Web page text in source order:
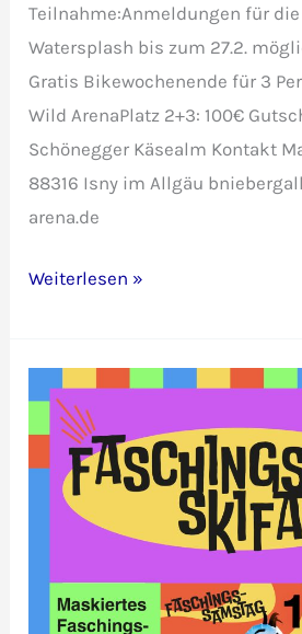
Teilnahme:Anmeldungen für
Watersplash bis zum 27.2.
Gratis Bikewochenende für 3
Wild ArenaPlatz 2+3: 100€
Schönegger Käsealm Kontakt
88316 Isny im Allgäu
arena.de
Watersplash
Weiterlesen »